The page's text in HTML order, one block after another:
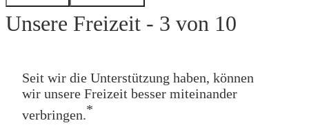
Unsere Freizeit - 3 von 10
Seit wir die Unterstützung haben, können
wir unsere Freizeit besser miteinander
verbringen.*